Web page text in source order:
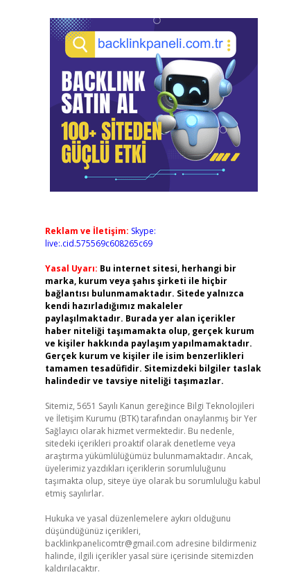
Reklam ve İletişim: Skype:
live:.cid.575569c608265c69
Yasal Uyarı: Bu internet sitesi, herhangi bir
marka, kurum veya şahıs şirketi ile hiçbir
bağlantısı bulunmamaktadır. Sitede yalnızca
kendi hazırladığımız makaleler
paylaşılmaktadır. Burada yer alan içerikler
haber niteliği taşımamakta olup, gerçek kurum
ve kişiler hakkında paylaşım yapılmamaktadır.
Gerçek kurum ve kişiler ile isim benzerlikleri
tamamen tesadüfidir. Sitemizdeki bilgiler taslak
halindedir ve tavsiye niteliği taşımazlar.
Sitemiz, 5651 Sayılı Kanun gereğince Bilgi Teknolojileri
ve İletişim Kurumu (BTK) tarafından onaylanmış bir Yer
Sağlayıcı olarak hizmet vermektedir. Bu nedenle,
sitedeki içerikleri proaktif olarak denetleme veya
araştırma yükümlülüğümüz bulunmamaktadır. Ancak,
üyelerimiz yazdıkları içeriklerin sorumluluğunu
taşımakta olup, siteye üye olarak bu sorumluluğu kabul
etmiş sayılırlar.
Hukuka ve yasal düzenlemelere aykırı olduğunu
düşündüğünüz içerikleri,
backlinkpanelicomtr@gmail.com adresine bildirmeniz
halinde, ilgili içerikler yasal süre içerisinde sitemizden
kaldırılacaktır.